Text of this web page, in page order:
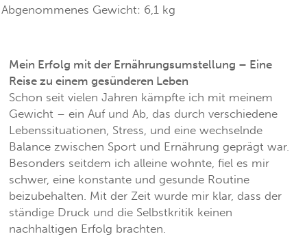
Abgenommenes Gewicht: 6,1 kg
Mein Erfolg mit der Ernährungsumstellung – Eine
Reise zu einem gesünderen Leben
Schon seit vielen Jahren kämpfte ich mit meinem
Gewicht – ein Auf und Ab, das durch verschiedene
Lebenssituationen, Stress, und eine wechselnde
Balance zwischen Sport und Ernährung geprägt war.
Besonders seitdem ich alleine wohnte, fiel es mir
schwer, eine konstante und gesunde Routine
beizubehalten. Mit der Zeit wurde mir klar, dass der
ständige Druck und die Selbstkritik keinen
nachhaltigen Erfolg brachten.